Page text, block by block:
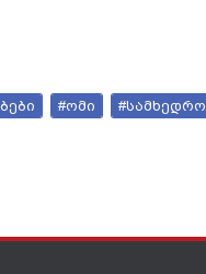
#ომი #სამხედრო